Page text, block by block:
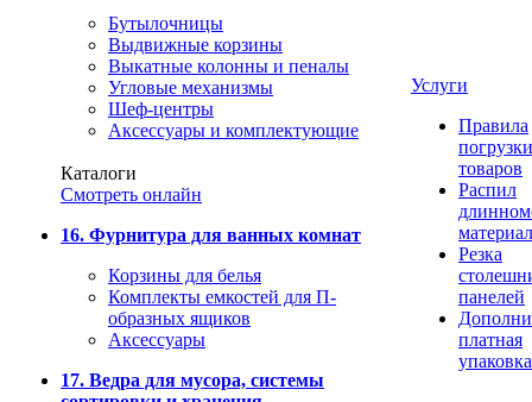
Бутылочницы
Выдвижные корзины
Выкатные колонны и пеналы
Угловые механизмы
Шеф-центры
Аксессуары и комплектующие
Каталоги
Смотреть онлайн
16. Фурнитура для ванных комнат
Корзины для белья
Комплекты емкостей для П-
образных ящиков
Аксессуары
17. Ведра для мусора, системы
Услуги
Правила
погрузки
товаров
Распил
Резка
панелей
платная
упаковка